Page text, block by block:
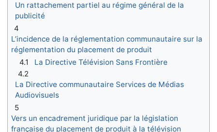
Un rattachement partiel au régime général de la
publicité
4
L’incidence de la réglementation communautaire sur la
réglementation du placement de produit
4.1
La Directive Télévision Sans Frontière
4.2
La Directive communautaire Services de Médias
Audiovisuels
5
Vers un encadrement juridique par la législation
française du placement de produit à la télévision